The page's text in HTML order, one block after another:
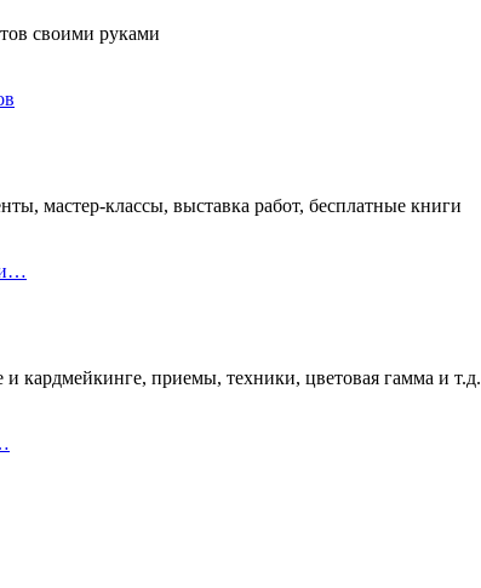
своими руками
мастер-классы, выставка работ, бесплатные книги
кардмейкинге, приемы, техники, цветовая гамма и т.д.